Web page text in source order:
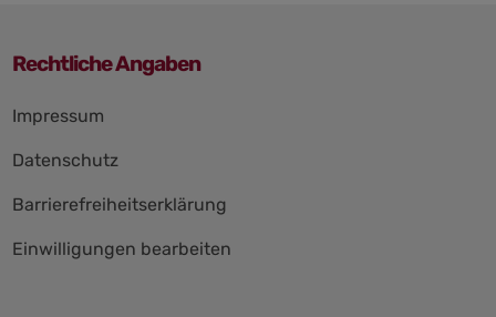
Rechtliche Angaben
überspringen
Impressum
Datenschutz
Barrierefreiheitserklärung
Einwilligungen bearbeiten